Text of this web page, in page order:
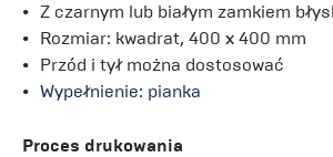
Z czarnym lub białym zamkiem
Rozmiar: kwadrat, 400 x 400 mm
Przód i tył można dostosować
Wypełnienie: pianka
Proces drukowania